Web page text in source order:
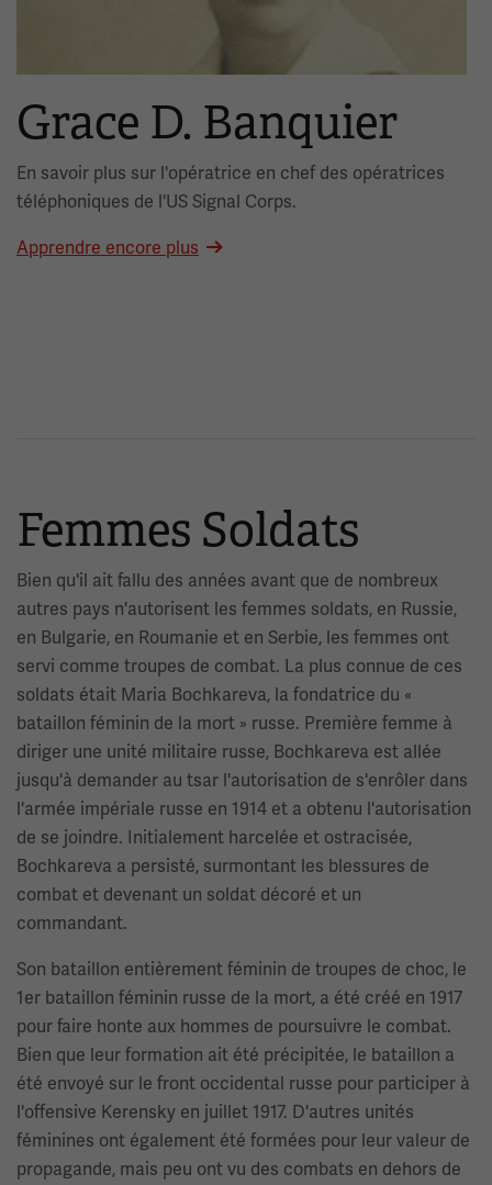
Grace D. Banquier
En savoir plus sur l'opératrice en chef des opératrices
téléphoniques de l'US Signal Corps.
Apprendre encore plus
Femmes Soldats
Bien qu'il ait fallu des années avant que de nombreux
autres pays n'autorisent les femmes soldats, en Russie,
en Bulgarie, en Roumanie et en Serbie, les femmes ont
servi comme troupes de combat. La plus connue de ces
soldats était Maria Bochkareva, la fondatrice du «
bataillon féminin de la mort » russe. Première femme à
diriger une unité militaire russe, Bochkareva est allée
jusqu'à demander au tsar l'autorisation de s'enrôler dans
l'armée impériale russe en 1914 et a obtenu l'autorisation
de se joindre. Initialement harcelée et ostracisée,
Bochkareva a persisté, surmontant les blessures de
combat et devenant un soldat décoré et un
commandant.
Son bataillon entièrement féminin de troupes de choc, le
1er bataillon féminin russe de la mort, a été créé en 1917
pour faire honte aux hommes de poursuivre le combat.
Bien que leur formation ait été précipitée, le bataillon a
été envoyé sur le front occidental russe pour participer à
l'offensive Kerensky en juillet 1917. D'autres unités
féminines ont également été formées pour leur valeur de
propagande, mais peu ont vu des combats en dehors de